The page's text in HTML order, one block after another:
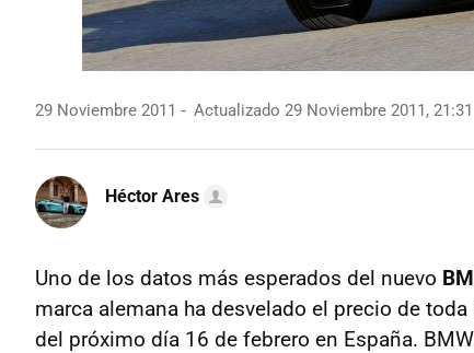
29 Noviembre 2011 Actualizado 29 Noviembre 2011, 21:31
Héctor Ares
Uno de los datos más esperados del nuevo
marca alemana ha desvelado el precio de
del próximo día 16 de febrero en España. BMW